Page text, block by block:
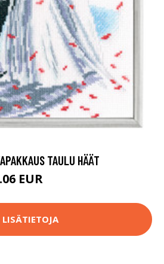
TAULU HÄÄT
EUR
LISÄTIETOJA